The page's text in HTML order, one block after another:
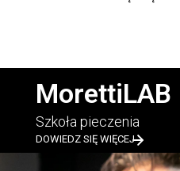
MorettiLAB
Szkoła pieczenia
DOWIEDZ SIĘ WIĘCEJ